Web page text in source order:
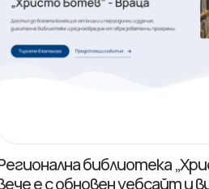
библиотека
е с обновен уебсайт и